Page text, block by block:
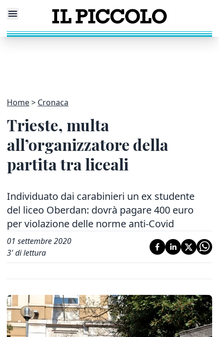
Home Cronaca
Trieste, multa
all’organizzatore della
partita tra liceali
Individuato dai carabinieri un ex studente
del liceo Oberdan: dovrà pagare 400 euro
per violazione delle norme anti-Covid
01 settembre 2020
3' di lettura